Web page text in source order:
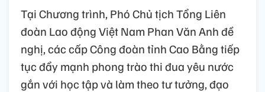
Tại Chương trình, Phó Chủ tịch Tổng Liên
đoàn Lao động Việt Nam Phan Văn Anh đề
nghị, các cấp Công đoàn tỉnh Cao Bằng tiếp
tục đẩy mạnh phong trào thi đua yêu nước
gắn với học tập và làm theo tư tưởng, đạo